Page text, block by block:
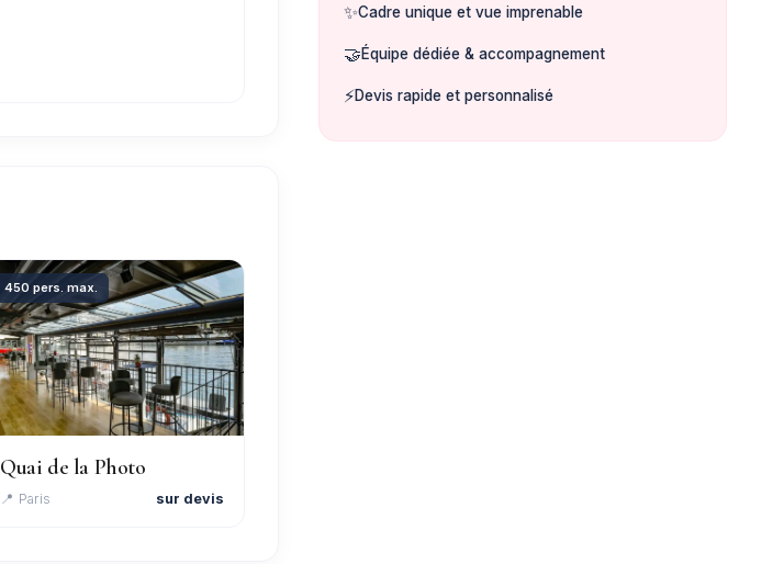
450 pers. max.
Quai de la Photo
📍 Paris sur devis
✨Cadre unique et vue imprenable
🤝Équipe dédiée & accompagnement
⚡Devis rapide et personnalisé